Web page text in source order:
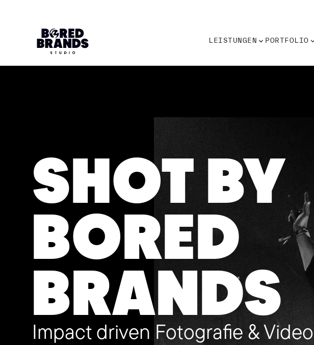
LEISTUNGEN
PORTFOLIO
SHOT BY
BORED
BRANDS
Impact driven Fotografie & Video